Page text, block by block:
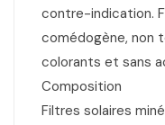
contre-indication.
comédogène, non
colorants et sans
Composition
Filtres solaires